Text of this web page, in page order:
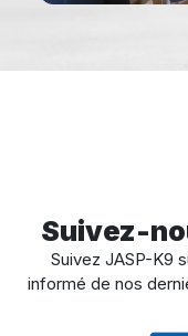
Suivez-
Suivez JASP-K9
informé de nos